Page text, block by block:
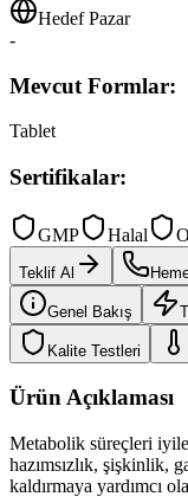
Hedef Pazar
-
Mevcut Formlar:
Tablet
Sertifikalar:
GMP Halal
Teklif Al
Genel Bakış
Kalite Testleri
Ürün Açıklaması
Metabolik süreçleri
hazımsızlık, şişkinlik,
kaldırmaya yardımcı